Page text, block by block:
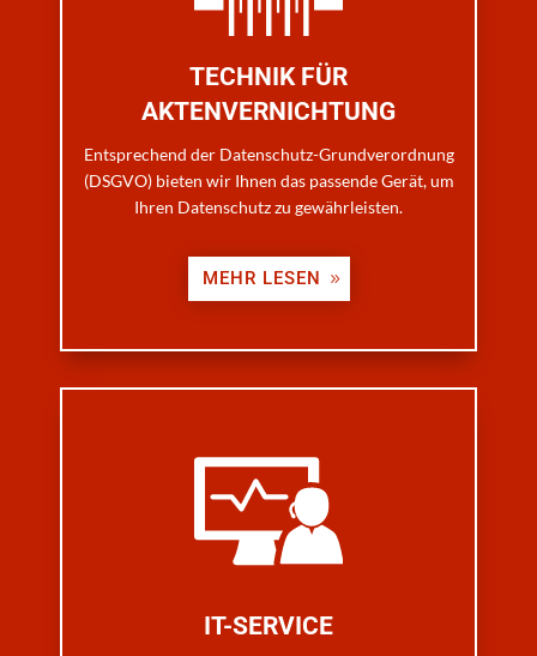
TECHNIK FÜR
AKTENVERNICHTUNG
Entsprechend der Datenschutz-Grundverordnung
(DSGVO) bieten wir Ihnen das passende Gerät, um
Ihren Datenschutz zu gewährleisten.
MEHR LESEN
IT-SERVICE